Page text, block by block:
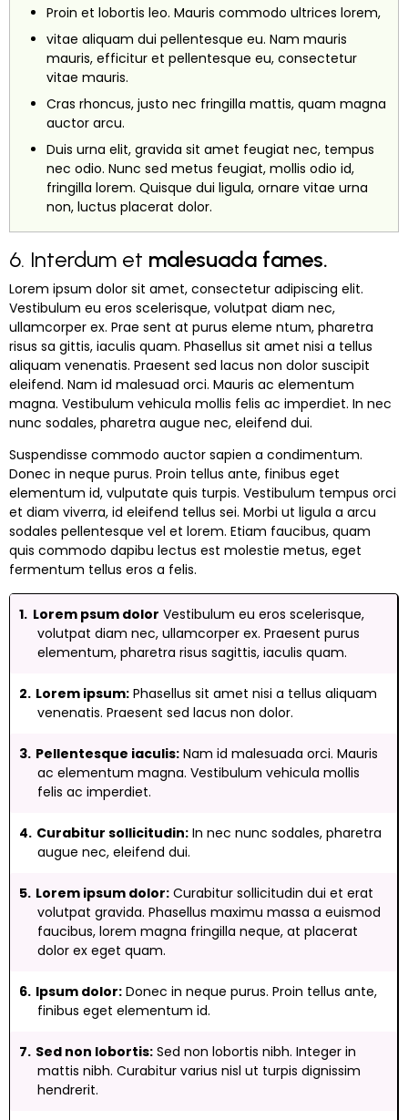
Proin et lobortis leo. Mauris commodo ultrices lorem,
vitae aliquam dui pellentesque eu. Nam mauris
mauris, efficitur et pellentesque eu, consectetur
vitae mauris.
Cras rhoncus, justo nec fringilla mattis, quam magna
auctor arcu.
Duis urna elit, gravida sit amet feugiat nec, tempus
nec odio. Nunc sed metus feugiat, mollis odio id,
fringilla lorem. Quisque dui ligula, ornare vitae urna
non, luctus placerat dolor.
6. Interdum et malesuada fames.
Lorem ipsum dolor sit amet, consectetur adipiscing elit.
Vestibulum eu eros scelerisque, volutpat diam nec,
ullamcorper ex. Prae sent at purus eleme ntum, pharetra
risus sa gittis, iaculis quam. Phasellus sit amet nisi a tellus
aliquam venenatis. Praesent sed lacus non dolor suscipit
eleifend. Nam id malesuad orci. Mauris ac elementum
magna. Vestibulum vehicula mollis felis ac imperdiet. In nec
nunc sodales, pharetra augue nec, eleifend dui.
Suspendisse commodo auctor sapien a condimentum.
Donec in neque purus. Proin tellus ante, finibus eget
elementum id, vulputate quis turpis. Vestibulum tempus orci
et diam viverra, id eleifend tellus sei. Morbi ut ligula a arcu
sodales pellentesque vel et lorem. Etiam faucibus, quam
quis commodo dapibu lectus est molestie metus, eget
fermentum tellus eros a felis.
Lorem psum dolor Vestibulum eu eros scelerisque,
volutpat diam nec, ullamcorper ex. Praesent purus
elementum, pharetra risus sagittis, iaculis quam.
Lorem ipsum: Phasellus sit amet nisi a tellus aliquam
venenatis. Praesent sed lacus non dolor.
Pellentesque iaculis: Nam id malesuada orci. Mauris
ac elementum magna. Vestibulum vehicula mollis
felis ac imperdiet.
Curabitur sollicitudin: In nec nunc sodales, pharetra
augue nec, eleifend dui.
Lorem ipsum dolor: Curabitur sollicitudin dui et erat
volutpat gravida. Phasellus maximu massa a euismod
faucibus, lorem magna fringilla neque, at placerat
dolor ex eget quam.
Ipsum dolor: Donec in neque purus. Proin tellus ante,
finibus eget elementum id.
Sed non lobortis: Sed non lobortis nibh. Integer in
mattis nibh. Curabitur varius nisl ut turpis dignissim
hendrerit.